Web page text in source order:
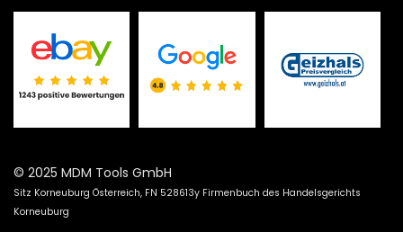
© 2025 MDM Tools GmbH
Sitz Korneuburg Österreich, FN 528613y Firmenbuch des Handelsgerichts
Korneuburg